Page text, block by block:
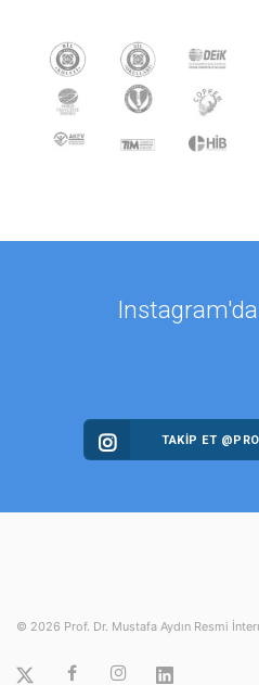
TAKİP ET
© 2026 Prof. Dr. Mustafa Aydın Resmi